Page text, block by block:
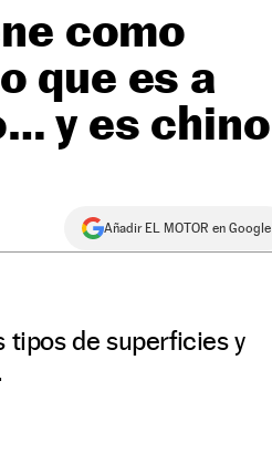
como
que es a
y es chino
Añadir EL MOTOR en Google
tipos de superficies y